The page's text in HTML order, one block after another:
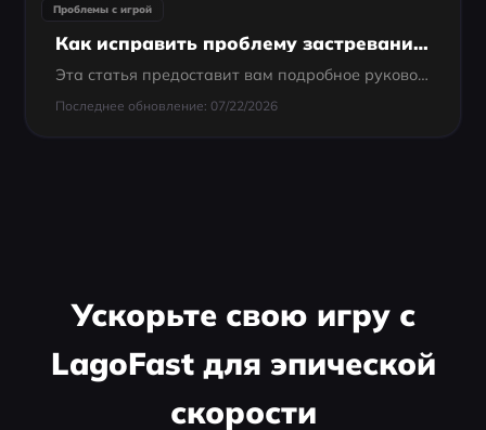
Проблемы с игрой
Как исправить проблему застревания на экране загрузки в Valorant
Эта статья предоставит вам подробное руководство о том, как решить проблему застревания на экране загрузки в игре Valorant и объяснит причины, по которым это может происходить.
Последнее обновление: 07/22/2026
Ускорьте свою игру с
LagoFast для эпической
скорости